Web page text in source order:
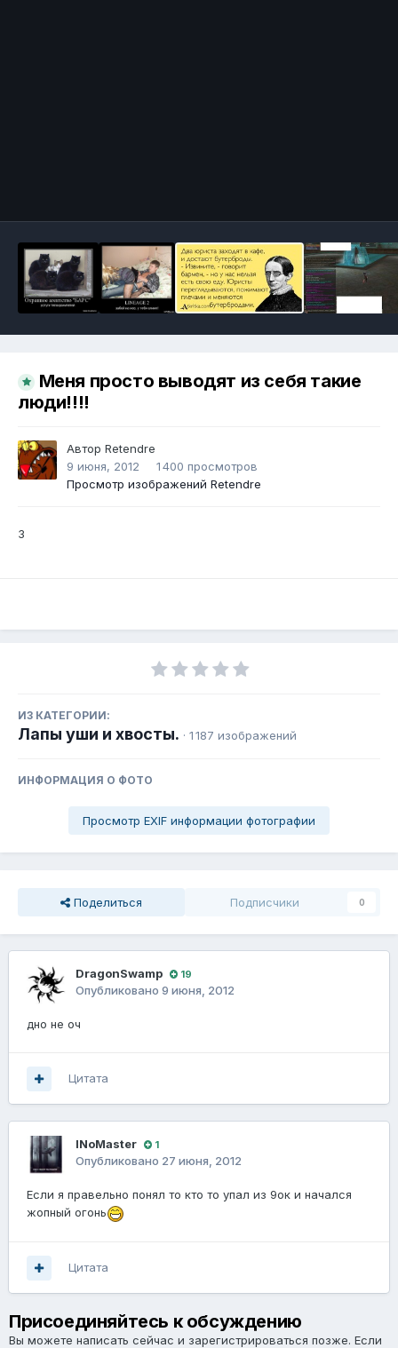
Меня просто выводят из себя такие
люди!!!!
Автор Retendre
9 июня, 2012
1 400 просмотров
Просмотр изображений Retendre
3
ИЗ КАТЕГОРИИ:
Лапы уши и хвосты. · 1 187 изображений
ИНФОРМАЦИЯ О ФОТО
Просмотр EXIF информации фотографии
Поделиться Подписчики 0
DragonSwamp 19
Опубликовано 9 июня, 2012
дно не оч
Цитата
lNoMaster 1
Опубликовано 27 июня, 2012
Если я правельно понял то кто то упал из 9ок и начался
жопный огонь
Цитата
Присоединяйтесь к обсуждению
Вы можете написать сейчас и зарегистрироваться позже. Если